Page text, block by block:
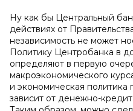
Ну как бы Центральный
действиях от
независимость не может
Политику Центробанка в
определяют в первую
макроэкономического
и экономическая политика
зависит от денежно-